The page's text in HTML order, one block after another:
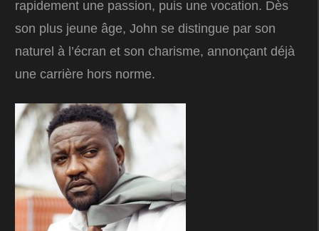
rapidement une passion, puis une vocation. Dès
son plus jeune âge, John se distingue par son
naturel à l’écran et son charisme, annonçant déjà
une carrière hors norme.